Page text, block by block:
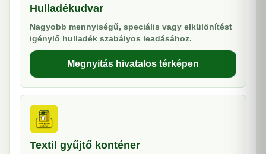
Hulladékudvar
Nagyobb mennyiségű, speciális vagy elkülönítést
igénylő hulladék szabályos leadásához.
Megnyitás hivatalos térképen
Textil gyűjtő konténer